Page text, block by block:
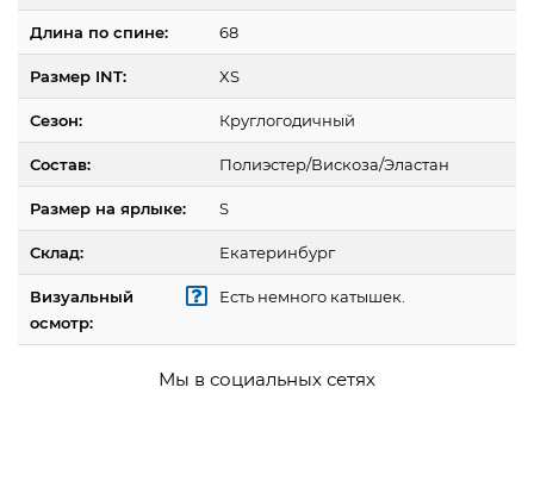
Длина по спине: 68
Размер INT: XS
Сезон: Круглогодичный
Состав: Полиэстер/Вискоза/Эластан
Размер на ярлыке: S
Склад: Екатеринбург
Визуальный
осмотр:
Есть немного катышек.
Мы в социальных сетях